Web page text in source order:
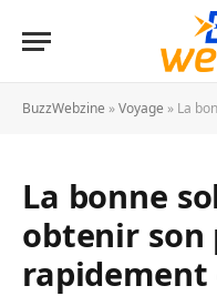
BuzzWebzine »Voyage » La
La bonne
obtenir son
rapidement